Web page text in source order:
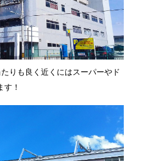
りも良く近くにはスーパーやド
す！